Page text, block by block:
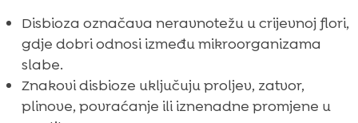
Disbioza označava neravnotežu u crijevnoj flori,
gdje dobri odnosi između mikroorganizama
slabe.
Znakovi disbioze uključuju proljev, zatvor,
plinove, povraćanje ili iznenadne promjene u